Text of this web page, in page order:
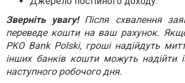
Зверніть увагу!Після схвалення
переведе кошти на ваш рахунок.
PKO Bank Polski, гроші надійдуть
інших банків кошти можуть надійти
наступного робочого дня.